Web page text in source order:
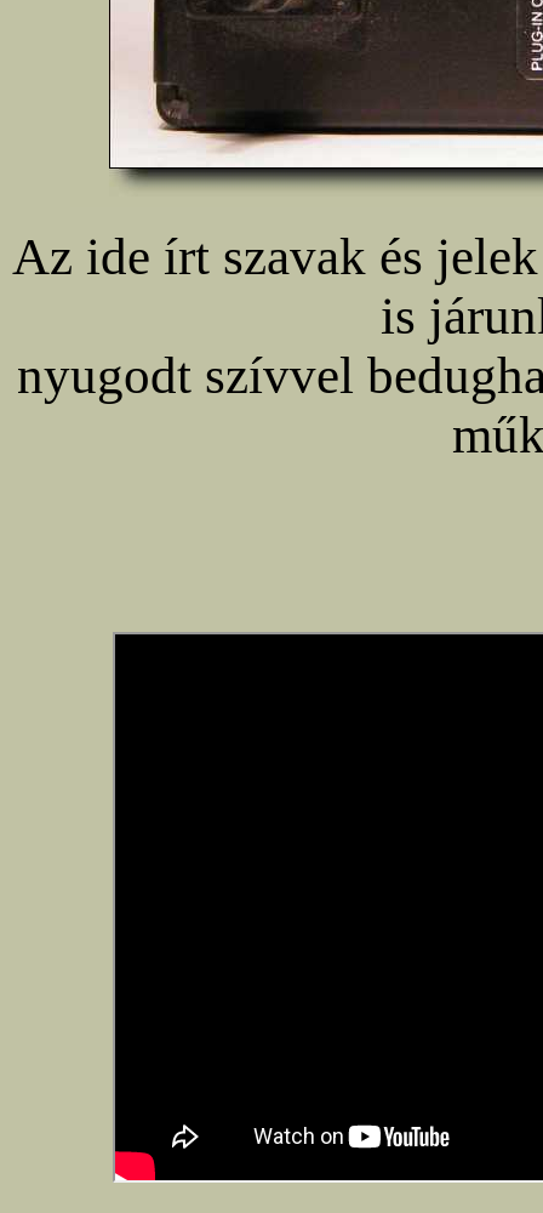
Az ide írt szavak és
is
nyugodt szívvel